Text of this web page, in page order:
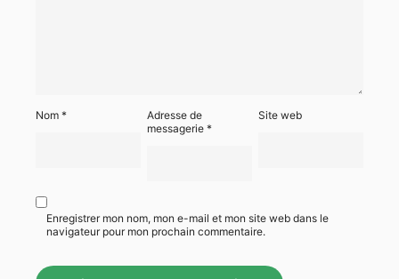
Nom *
Adresse de
messagerie*
Site web
Enregistrer mon nom, mon e-mail et mon site web dans le
navigateur pour mon prochain commentaire.